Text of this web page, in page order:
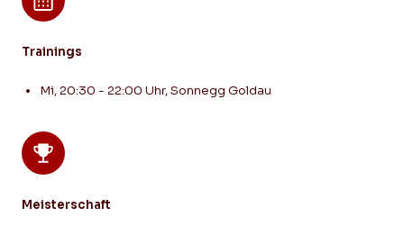
Trainings
Mi, 20:30 - 22:00 Uhr, Sonnegg Goldau
Meisterschaft